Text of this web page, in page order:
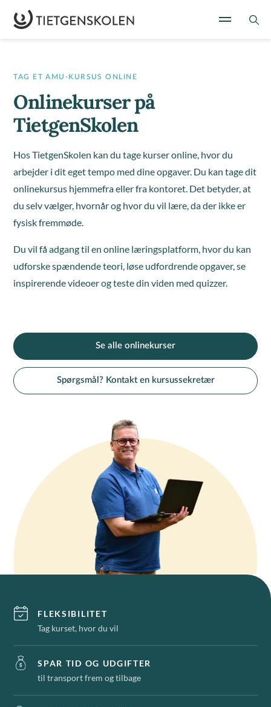
TAG ET AMU-KURSUS ONLINE
Onlinekurser på
TietgenSkolen
Hos TietgenSkolen kan du tage kurser online, hvor du
arbejder i dit eget tempo med dine opgaver. Du kan tage dit
onlinekursus hjemmefra eller fra kontoret. Det betyder, at
du selv vælger, hvornår og hvor du vil lære, da der ikke er
fysisk fremmøde.
Du vil få adgang til en online læringsplatform, hvor du kan
udforske spændende teori, løse udfordrende opgaver, se
inspirerende videoer og teste din viden med quizzer.
Se alle onlinekurser
Spørgsmål? Kontakt en kursussekretær
FLEKSIBILITET
Tag kurset, hvor du vil
SPAR TID OG UDGIFTER
til transport frem og tilbage